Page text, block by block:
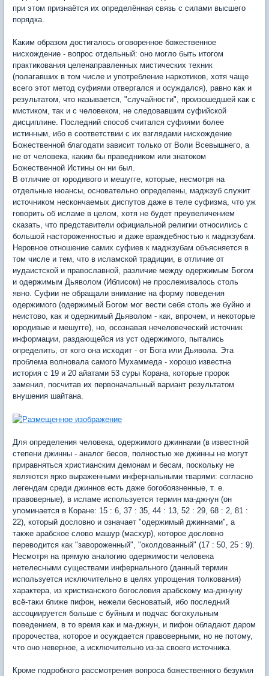
при этом признаётся их определённая связь с силами высшего
порядка.
Каким образом достигалось оговоренное божественное
нисхождение - вопрос отдельный: оно могло быть итогом
практикования целенаправленных мистических техник
(полагавших в том числе и употребление наркотиков, хотя чаще
всего этот метод суфиями отвергался и осуждался), равно как и
результатом, что называется, "случайности", произошедшей как с
мистиком, так и с человеком, не следовавшим суфийской
дисциплине. Последний способ считался суфиями более
истинным, ибо в соответствии с их взглядами нисхождение
Божественной благодати зависит только от Воли Всевышнего, а
не от человека, каким бы праведником или знатоком
Божественной Истины он ни был.
В отличие от юродивого и мешугге, которые, несмотря на
отдельные нюансы, основательно определены, маджзуб служит
источником нескончаемых диспутов даже в теле суфизма, что уж
говорить об исламе в целом, хотя не будет преувеличением
сказать, что представители официальной религии относились с
большой настороженностью и даже враждебностью к маджзубам.
Неровное отношение самих суфиев к маджзубам объясняется в
том числе и тем, что в исламской традиции, в отличие от
иудаистской и православной, различие между одержимым Богом
и одержимым Дьяволом (Иблисом) не прослеживалось столь
явно. Суфии не обращали внимание на форму поведения
одержимого (одержимый Богом мог вести себя столь же буйно и
неистово, как и одержимый Дьяволом - как, впрочем, и некоторые
юродивые и мешугге), но, осознавая нечеловеческий источник
информации, раздающейся из уст одержимого, пытались
определить, от кого она исходит - от Бога или Дьявола. Эта
проблема волновала самого Мухаммеда - хорошо известна
история с 19 и 20 айатами 53 суры Корана, которые пророк
заменил, посчитав их первоначальный вариант результатом
внушения шайтана.
Для определения человека, одержимого джиннами (в известной
степени джинны - аналог бесов, полностью же джинны не могут
приравняться христианским демонам и бесам, поскольку не
являются ярко выраженными инфернальными тварями: согласно
легендам среди джиннов есть даже богобоязненные, т. е.
правоверные), в исламе используется термин ма-джнун (он
упоминается в Коране: 15 : 6, 37 : 35, 44 : 13, 52 : 29, 68 : 2, 81 :
22), который дословно и означает "одержимый джиннами", а
также арабское слово машур (масхур), которое дословно
переводится как "завороженный", "околдованный" (17 : 50, 25 : 9).
Несмотря на прямую аналогию одержимости человека
нетелесными существами инфернального (данный термин
используется исключительно в целях упрощения толкования)
характера, из христианского богословия арабскому ма-джнуну
всё-таки ближе пифон, нежели бесноватый, ибо последний
ассоциируется больше с буйным и подчас богохульным
поведением, в то время как и ма-джнун, и пифон обладают даром
пророчества, которое и осуждается правоверными, но не потому,
что оно неверное, а исключительно из-за своего источника.
Кроме подробного рассмотрения вопроса божественного безумия